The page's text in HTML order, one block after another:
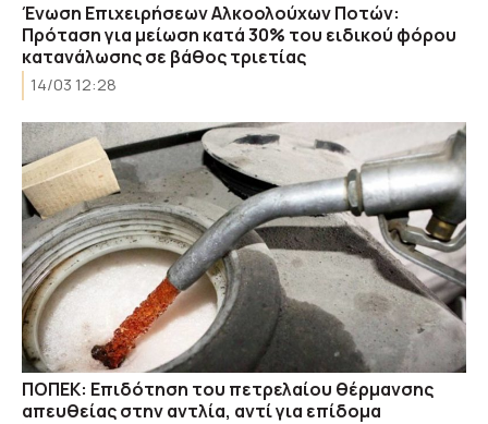
Ένωση Επιχειρήσεων Αλκοολούχων Ποτών:
Πρόταση για μείωση κατά 30% του ειδικού φόρου
κατανάλωσης σε βάθος τριετίας
14/03 12:28
ΠΟΠΕΚ: Επιδότηση του πετρελαίου θέρμανσης
απευθείας στην αντλία, αντί για επίδομα